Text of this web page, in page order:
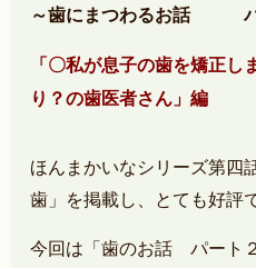
～歯にまつわるお話
「〇私が息子の歯を矯正
り？の歯医者さん」編
ほんまかいなシリーズ第四
歯」を掲載し、
とても好評
今回は「歯のお話 パート２